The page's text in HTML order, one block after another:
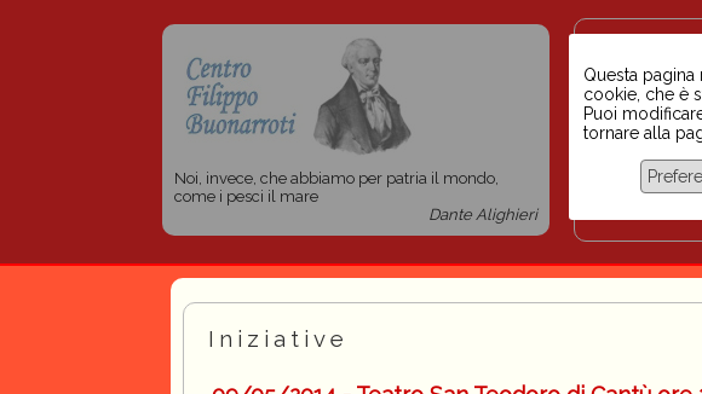
Noi, invece, che abbiamo per patria il mondo,
come i pesci il mare
Dante Alighieri
Home
Progetti
Questa
cookie, che è
Puoi
tornare alla
Iniziative